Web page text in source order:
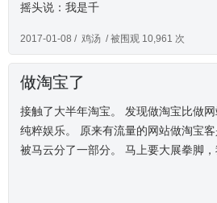
摇头说：我是千
2017-01-08 / 鸡汤 / 被围观 10,961 次
做淘宝了
接触了大半年淘宝。 发现做淘宝比做
纯粹娱乐。 原来有流量的网站做淘宝
被马云分了一部分。 马上要大展拳脚